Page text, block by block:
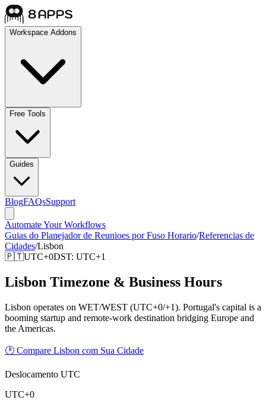
Workspace Addons
Free Tools
Guides
BlogFAQsSupport
Automate Your Workflows
Guias do Planejador de Reunioes por Fuso Horario/Referencias de
Cidades/Lisbon
🇵🇹UTC+0DST: UTC+1
Lisbon Timezone & Business Hours
Lisbon operates on WET/WEST (UTC+0/+1). Portugal's capital is a
booming startup and remote-work destination bridging Europe and
the Americas.
🕐 Compare Lisbon com Sua Cidade
Deslocamento UTC
UTC+0